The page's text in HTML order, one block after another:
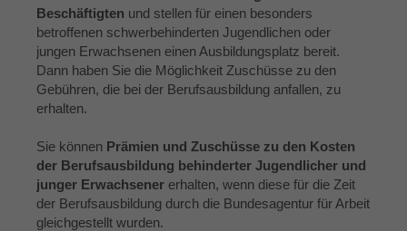
Beschäftigten und stellen für einen besonders
betroffenen schwerbehinderten Jugendlichen oder
jungen Erwachsenen einen Ausbildungsplatz bereit.
Dann haben Sie die Möglichkeit Zuschüsse zu den
Gebühren, die bei der Berufsausbildung anfallen, zu
erhalten.
Sie können Prämien und Zuschüsse zu den Kosten
der Berufsausbildung behinderter Jugendlicher und
junger Erwachsener erhalten, wenn diese für die Zeit
der Berufsausbildung durch die Bundesagentur für Arbeit
gleichgestellt wurden.